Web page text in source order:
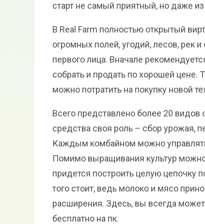
старт не самый приятный, но даже
В Real Farm полностью открытый
огромных полей, угодий, лесов, рек
первого лица. Вначале
собрать и продать по хорошей цене.
можно потратить на покупку новой
Всего представлено более 20 видов
средства своя роль – сбор урожая,
Каждым комбайном можно
Помимо выращивания культур можно
придется построить целую цепочку
того стоит, ведь молоко и мясо
расширения. Здесь, вы всегда
бесплатно на пк.